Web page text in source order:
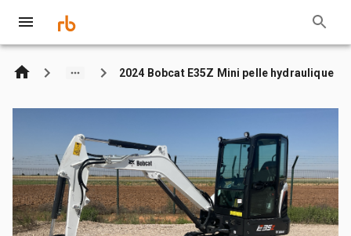
2024 Bobcat E35Z Mini pelle hydraulique